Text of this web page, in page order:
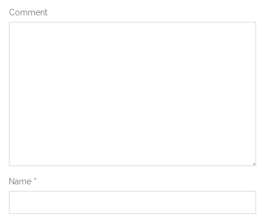
Comment
Name *